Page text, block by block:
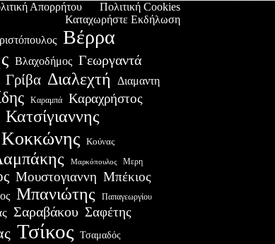
Απορρήτου
Πολιτική Cookies
Καταχωρήστε Εκδήλωση
Βέρρα
Βλαχοδήμος Γεωργαντά
Γρίβα Διαλεχτή Διαμαντη
Καραμπά Καραχρήστος
Κατσίγιαννης
Κοκκώνης Κούνας
Μαρκόπουλος Μερη
Μουστογιαννη Μπέκιος
Μπανιώτης Παπαγεωργίου
Σαραβάκου Σαφέτης
Τσίκος Τσαμαδός